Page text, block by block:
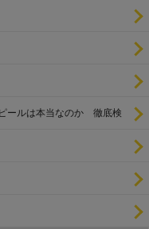
ールは本当なのか 徹底検